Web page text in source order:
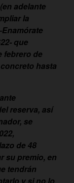
adelante
la
que
febrero de
hasta
reserva, así
se
de 48
su premio, en
tendrán